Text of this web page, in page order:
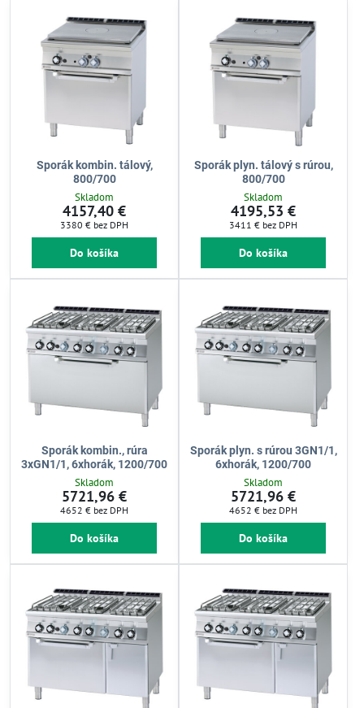
Sporák kombin. tálový,
800/700
Skladom
4157,40 €
3380 € bez DPH
Do košíka
Sporák plyn. tálový s rúrou,
800/700
Skladom
4195,53 €
3411 € bez DPH
Do košíka
Sporák kombin., rúra
3xGN1/1, 6xhorák, 1200/700
Skladom
5721,96 €
4652 € bez DPH
Do košíka
Sporák plyn. s rúrou 3GN1/1,
6xhorák, 1200/700
Skladom
5721,96 €
4652 € bez DPH
Do košíka